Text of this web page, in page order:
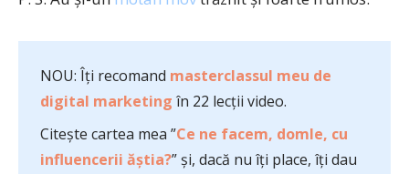
NOU: Îți recomand masterclassul meu de
digital marketing în 22 lecții video.
Citește cartea mea ”Ce ne facem, domle, cu
influencerii ăștia?” și, dacă nu îți place, îți dau